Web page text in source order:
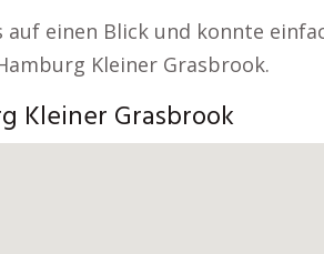
auf einen Blick und konnte
Kleiner Grasbrook.
Kleiner Grasbrook